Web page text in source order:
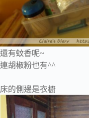
還有蚊香呢~
連胡椒粉也有^^
床的側邊是衣櫥